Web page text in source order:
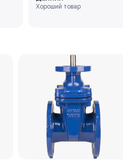
Tmax=110°C Ф/Ф
Хороший товар